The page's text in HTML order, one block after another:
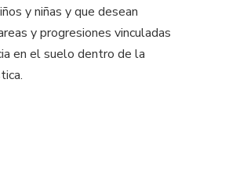
y niñas y que desean
y progresiones vinculadas
en el suelo dentro de la